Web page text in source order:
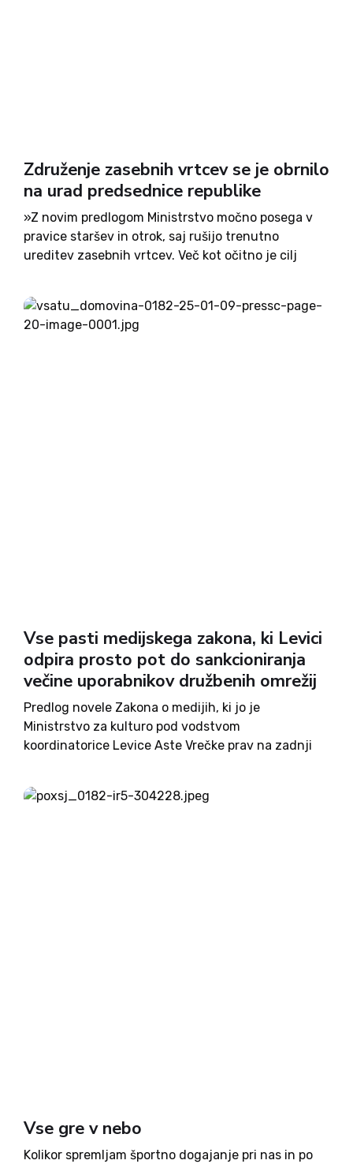
Združenje zasebnih vrtcev se je obrnilo
na urad predsednice republike
»Z novim predlogom Ministrstvo močno posega v
pravice staršev in otrok, saj rušijo trenutno
ureditev zasebnih vrtcev. Več kot očitno je cilj
vrtcev, ki bo za posledico nosilo zapiranje le teh,«
so že marca opozarjali v...
Vse pasti medijskega zakona, ki Levici
odpira prosto pot do sankcioniranja
večine uporabnikov družbenih omrežij
Predlog novele Zakona o medijih, ki jo je
Ministrstvo za kulturo pod vodstvom
koordinatorice Levice Aste Vrečke prav na zadnji
razburja slovensko javnost, saj kljub nekaterim
kozmetičnim popravkom v svoji...
Vse gre v nebo
Kolikor spremljam športno dogajanje pri nas in po